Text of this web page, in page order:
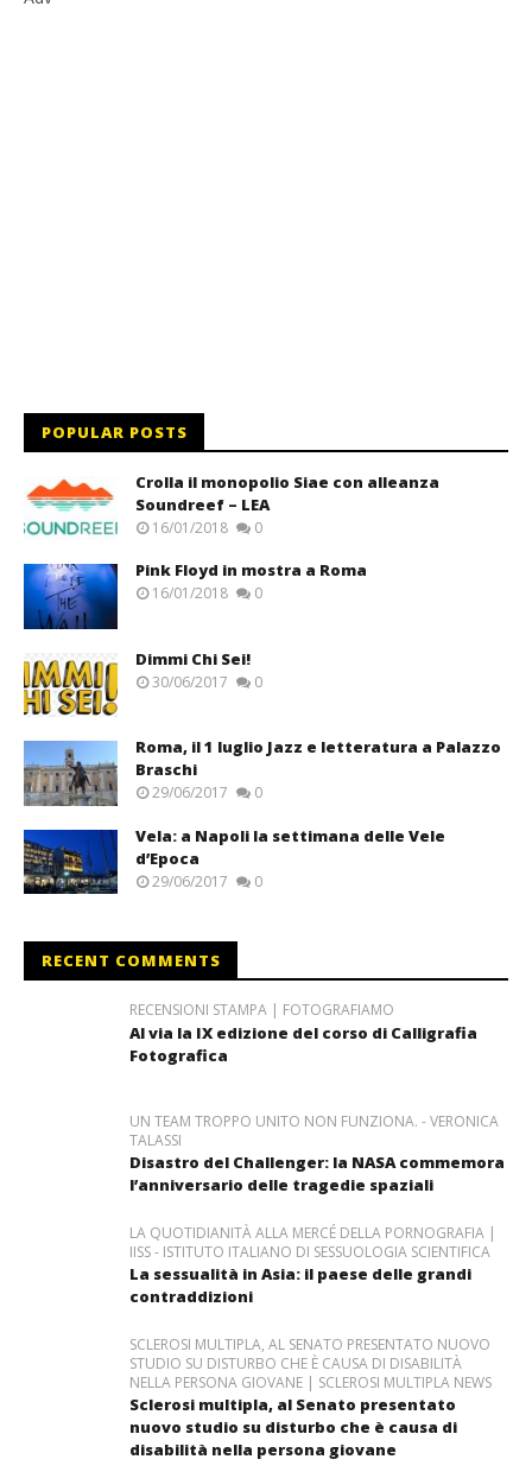
POPULAR POSTS
Crolla il monopolio Siae con alleanza
Soundreef – LEA
16/01/2018 0
Pink Floyd in mostra a Roma
16/01/2018 0
Dimmi Chi Sei!
30/06/2017 0
Roma, il 1 luglio Jazz e letteratura a Palazzo
Braschi
29/06/2017 0
Vela: a Napoli la settimana delle Vele
d’Epoca
29/06/2017 0
RECENT COMMENTS
RECENSIONI STAMPA | FOTOGRAFIAMO
Al via la IX edizione del corso di Calligrafia
Fotografica
UN TEAM TROPPO UNITO NON FUNZIONA. - VERONICA
TALASSI
Disastro del Challenger: la NASA commemora
l’anniversario delle tragedie spaziali
LA QUOTIDIANITÀ ALLA MERCÉ DELLA PORNOGRAFIA |
IISS - ISTITUTO ITALIANO DI SESSUOLOGIA SCIENTIFICA
La sessualità in Asia: il paese delle grandi
contraddizioni
SCLEROSI MULTIPLA, AL SENATO PRESENTATO NUOVO
STUDIO SU DISTURBO CHE È CAUSA DI DISABILITÀ
NELLA PERSONA GIOVANE | SCLEROSI MULTIPLA NEWS
Sclerosi multipla, al Senato presentato
nuovo studio su disturbo che è causa di
disabilità nella persona giovane